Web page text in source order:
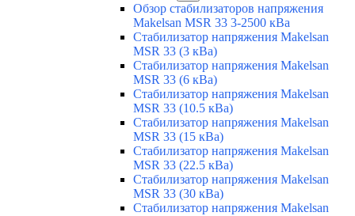
Обзор стабилизаторов напряжения
Makelsan MSR 33 3-2500 кВа
Стабилизатор напряжения Makelsan
MSR 33 (3 кВа)
Стабилизатор напряжения Makelsan
MSR 33 (6 кВа)
Стабилизатор напряжения Makelsan
MSR 33 (10.5 кВа)
Стабилизатор напряжения Makelsan
MSR 33 (15 кВа)
Стабилизатор напряжения Makelsan
MSR 33 (22.5 кВа)
Стабилизатор напряжения Makelsan
MSR 33 (30 кВа)
Стабилизатор напряжения Makelsan